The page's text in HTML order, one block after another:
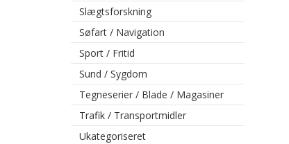
Slægtsforskning
Søfart / Navigation
Sport / Fritid
Sund / Sygdom
Tegneserier / Blade / Magasiner
Trafik / Transportmidler
Ukategoriseret